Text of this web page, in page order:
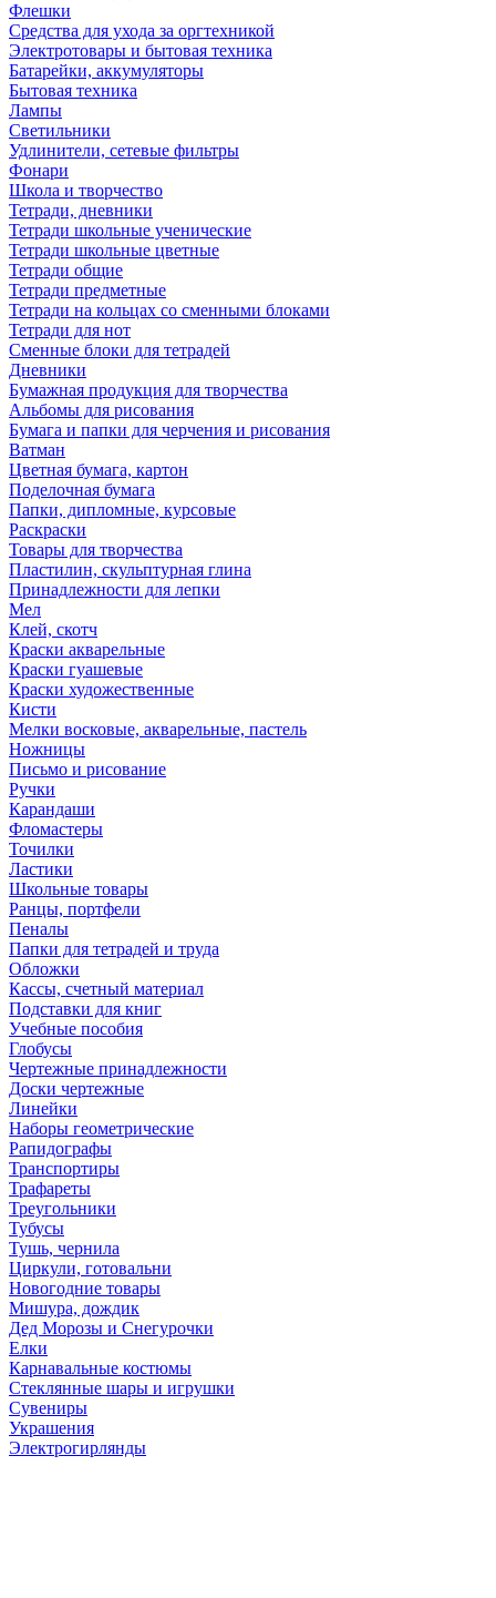
Флешки
Средства для ухода за оргтехникой
Электротовары и бытовая техника
Батарейки, аккумуляторы
Бытовая техника
Лампы
Светильники
Удлинители, сетевые фильтры
Фонари
Школа и творчество
Тетради, дневники
Тетради школьные ученические
Тетради школьные цветные
Тетради общие
Тетради предметные
Тетради на кольцах со сменными блоками
Тетради для нот
Сменные блоки для тетрадей
Дневники
Бумажная продукция для творчества
Альбомы для рисования
Бумага и папки для черчения и рисования
Ватман
Цветная бумага, картон
Поделочная бумага
Папки, дипломные, курсовые
Раскраски
Товары для творчества
Пластилин, скульптурная глина
Принадлежности для лепки
Мел
Клей, скотч
Краски акварельные
Краски гуашевые
Краски художественные
Кисти
Мелки восковые, акварельные, пастель
Ножницы
Письмо и рисование
Ручки
Карандаши
Фломастеры
Точилки
Ластики
Школьные товары
Ранцы, портфели
Пеналы
Папки для тетрадей и труда
Обложки
Кассы, счетный материал
Подставки для книг
Учебные пособия
Глобусы
Чертежные принадлежности
Доски чертежные
Линейки
Наборы геометрические
Рапидографы
Транспортиры
Трафареты
Треугольники
Тубусы
Тушь, чернила
Циркули, готовальни
Новогодние товары
Мишура, дождик
Дед Морозы и Снегурочки
Елки
Карнавальные костюмы
Стеклянные шары и игрушки
Сувениры
Украшения
Электрогирлянды